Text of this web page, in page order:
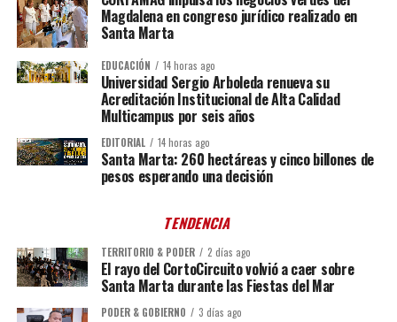
Magdalena en congreso jurídico realizado en
Santa Marta
EDUCACIÓN 14 horas ago
Universidad Sergio Arboleda renueva su
Acreditación Institucional de Alta Calidad
Multicampus por seis años
EDITORIAL 14 horas ago
Santa Marta: 260 hectáreas y cinco billones de
pesos esperando una decisión
TENDENCIA
TERRITORIO & PODER 2 días ago
El rayo del CortoCircuito volvió a caer sobre
Santa Marta durante las Fiestas del Mar
PODER & GOBIERNO 3 días ago